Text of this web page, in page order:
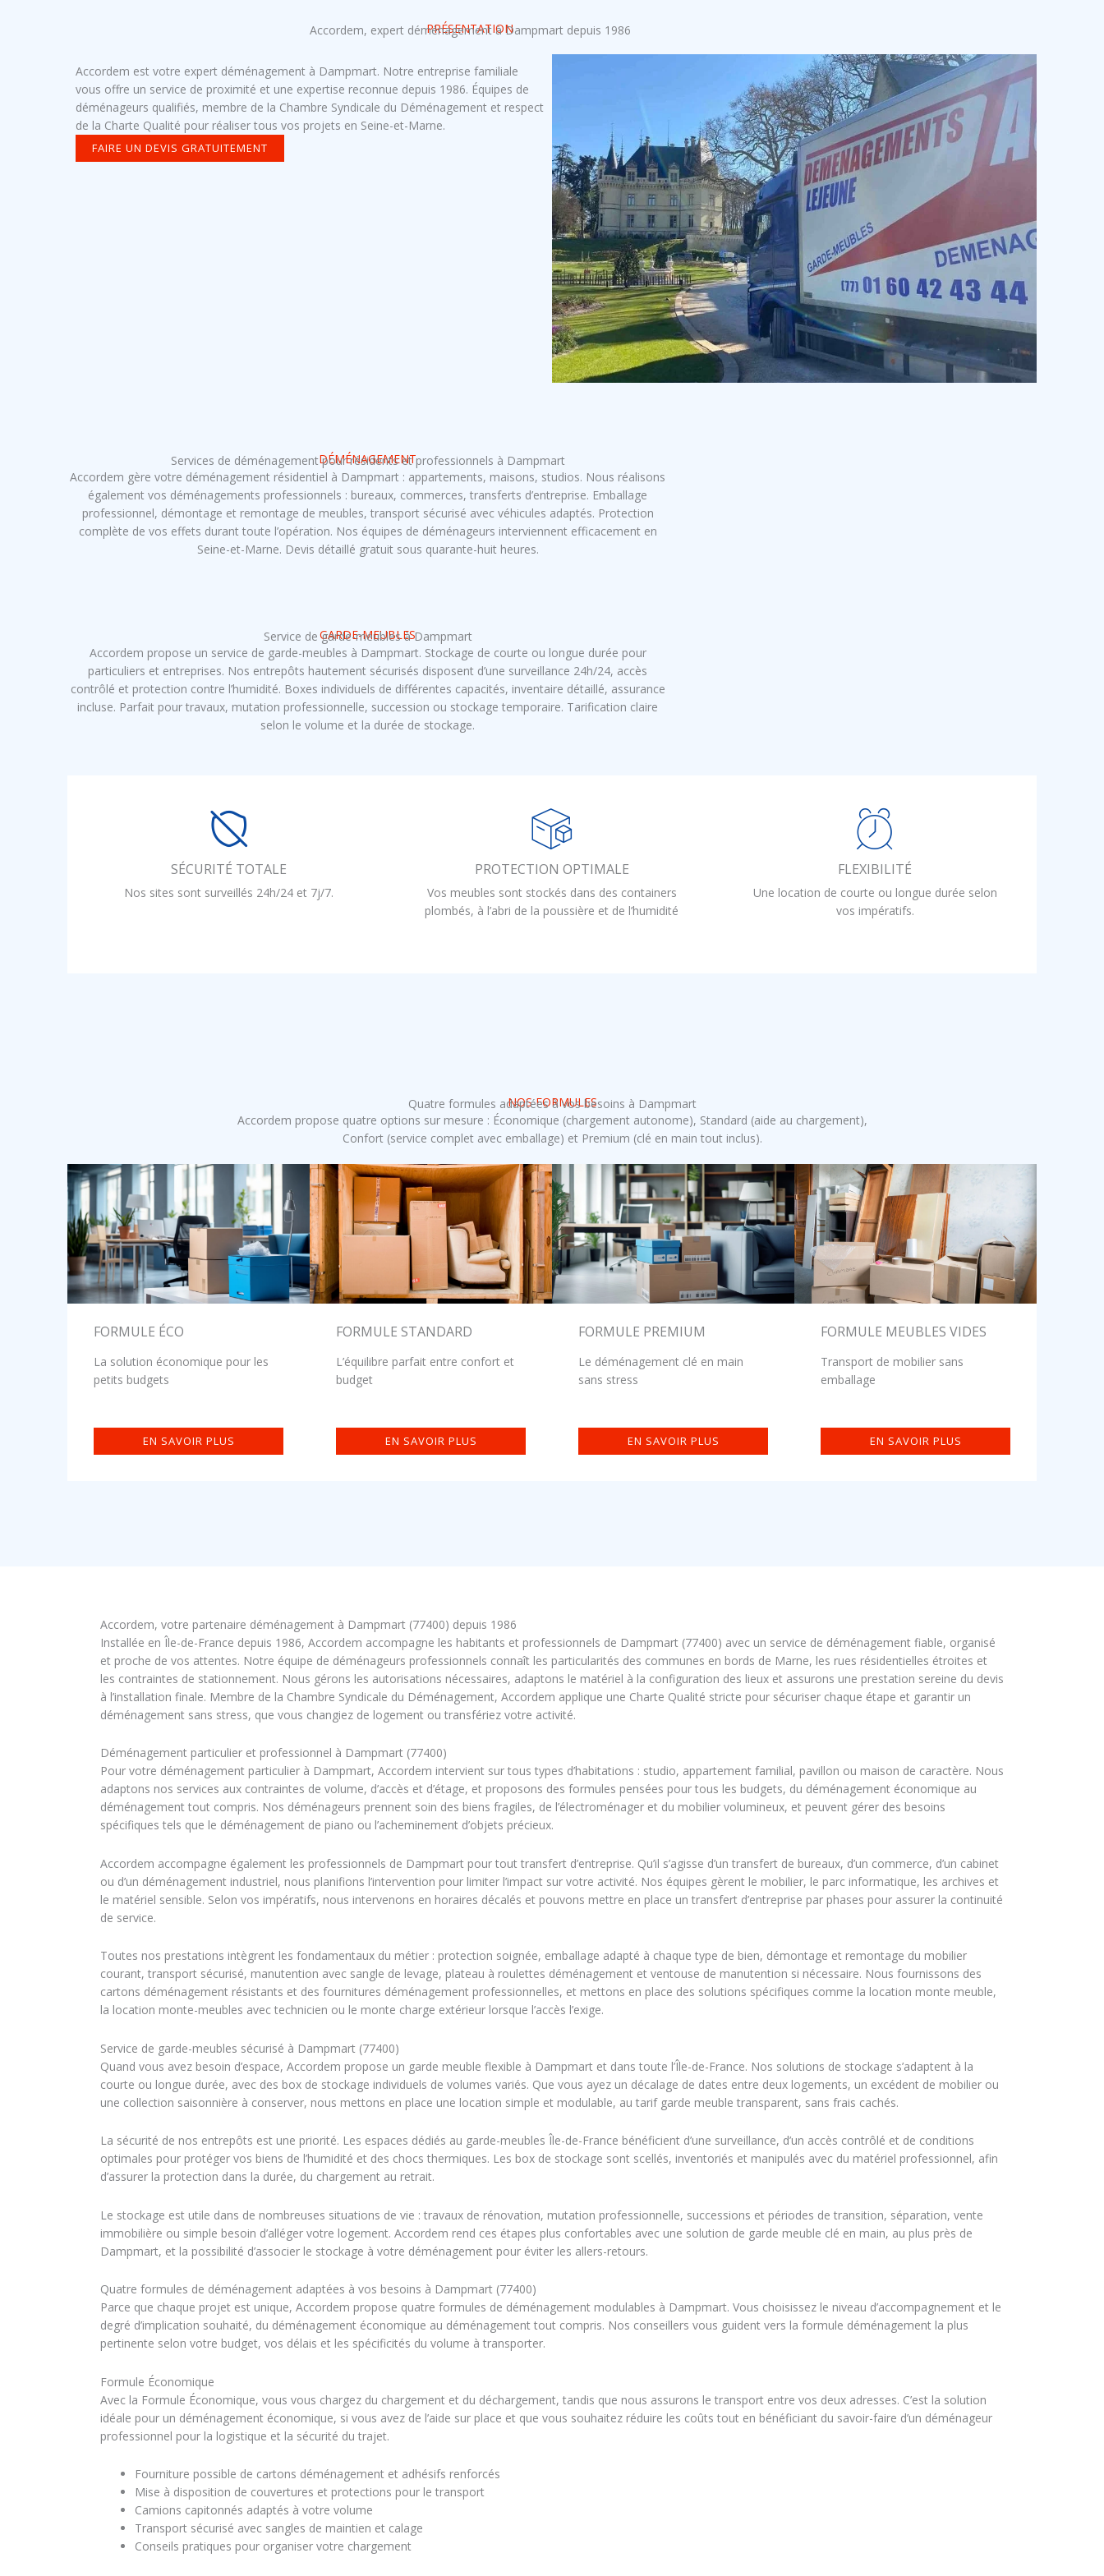
PRÉSENTATION
Accordem, expert déménagement à Dampmart depuis 1986
Accordem est votre expert déménagement à Dampmart. Notre entreprise familiale
vous offre un service de proximité et une expertise reconnue depuis 1986. Équipes de
déménageurs qualifiés, membre de la Chambre Syndicale du Déménagement et respect
de la Charte Qualité pour réaliser tous vos projets en Seine-et-Marne.
FAIRE UN DEVIS GRATUITEMENT
DÉMÉNAGEMENT
Services de déménagement pour résidents et professionnels à Dampmart
Accordem gère votre déménagement résidentiel à Dampmart : appartements, maisons, studios. Nous réalisons
également vos déménagements professionnels : bureaux, commerces, transferts d’entreprise. Emballage
professionnel, démontage et remontage de meubles, transport sécurisé avec véhicules adaptés. Protection
complète de vos effets durant toute l’opération. Nos équipes de déménageurs interviennent efficacement en
Seine-et-Marne. Devis détaillé gratuit sous quarante-huit heures.
GARDE-MEUBLES
Service de garde-meubles à Dampmart
Accordem propose un service de garde-meubles à Dampmart. Stockage de courte ou longue durée pour
particuliers et entreprises. Nos entrepôts hautement sécurisés disposent d’une surveillance 24h/24, accès
contrôlé et protection contre l’humidité. Boxes individuels de différentes capacités, inventaire détaillé, assurance
incluse. Parfait pour travaux, mutation professionnelle, succession ou stockage temporaire. Tarification claire
selon le volume et la durée de stockage.
SÉCURITÉ TOTALE
Nos sites sont surveillés 24h/24 et 7j/7.
PROTECTION OPTIMALE
Vos meubles sont stockés dans des containers
plombés, à l’abri de la poussière et de l’humidité
FLEXIBILITÉ
Une location de courte ou longue durée selon
vos impératifs.
NOS FORMULES
Quatre formules adaptées à vos besoins à Dampmart
Accordem propose quatre options sur mesure : Économique (chargement autonome), Standard (aide au chargement),
Confort (service complet avec emballage) et Premium (clé en main tout inclus).
FORMULE ÉCO
La solution économique pour les
petits budgets
EN SAVOIR PLUS
FORMULE STANDARD
L’équilibre parfait entre confort et
budget
EN SAVOIR PLUS
FORMULE PREMIUM
Le déménagement clé en main
sans stress
EN SAVOIR PLUS
FORMULE MEUBLES VIDES
Transport de mobilier sans
emballage
EN SAVOIR PLUS
Accordem, votre partenaire déménagement à Dampmart (77400) depuis 1986
Installée en Île-de-France depuis 1986, Accordem accompagne les habitants et professionnels de Dampmart (77400) avec un service de déménagement fiable, organisé
et proche de vos attentes. Notre équipe de déménageurs professionnels connaît les particularités des communes en bords de Marne, les rues résidentielles étroites et
les contraintes de stationnement. Nous gérons les autorisations nécessaires, adaptons le matériel à la configuration des lieux et assurons une prestation sereine du devis
à l’installation finale. Membre de la Chambre Syndicale du Déménagement, Accordem applique une Charte Qualité stricte pour sécuriser chaque étape et garantir un
déménagement sans stress, que vous changiez de logement ou transfériez votre activité.
Déménagement particulier et professionnel à Dampmart (77400)
Pour votre déménagement particulier à Dampmart, Accordem intervient sur tous types d’habitations : studio, appartement familial, pavillon ou maison de caractère. Nous
adaptons nos services aux contraintes de volume, d’accès et d’étage, et proposons des formules pensées pour tous les budgets, du déménagement économique au
déménagement tout compris. Nos déménageurs prennent soin des biens fragiles, de l’électroménager et du mobilier volumineux, et peuvent gérer des besoins
spécifiques tels que le déménagement de piano ou l’acheminement d’objets précieux.
Accordem accompagne également les professionnels de Dampmart pour tout transfert d’entreprise. Qu’il s’agisse d’un transfert de bureaux, d’un commerce, d’un cabinet
ou d’un déménagement industriel, nous planifions l’intervention pour limiter l’impact sur votre activité. Nos équipes gèrent le mobilier, le parc informatique, les archives et
le matériel sensible. Selon vos impératifs, nous intervenons en horaires décalés et pouvons mettre en place un transfert d’entreprise par phases pour assurer la continuité
de service.
Toutes nos prestations intègrent les fondamentaux du métier : protection soignée, emballage adapté à chaque type de bien, démontage et remontage du mobilier
courant, transport sécurisé, manutention avec sangle de levage, plateau à roulettes déménagement et ventouse de manutention si nécessaire. Nous fournissons des
cartons déménagement résistants et des fournitures déménagement professionnelles, et mettons en place des solutions spécifiques comme la location monte meuble,
la location monte-meubles avec technicien ou le monte charge extérieur lorsque l’accès l’exige.
Service de garde-meubles sécurisé à Dampmart (77400)
Quand vous avez besoin d’espace, Accordem propose un garde meuble flexible à Dampmart et dans toute l’Île-de-France. Nos solutions de stockage s’adaptent à la
courte ou longue durée, avec des box de stockage individuels de volumes variés. Que vous ayez un décalage de dates entre deux logements, un excédent de mobilier ou
une collection saisonnière à conserver, nous mettons en place une location simple et modulable, au tarif garde meuble transparent, sans frais cachés.
La sécurité de nos entrepôts est une priorité. Les espaces dédiés au garde-meubles Île-de-France bénéficient d’une surveillance, d’un accès contrôlé et de conditions
optimales pour protéger vos biens de l’humidité et des chocs thermiques. Les box de stockage sont scellés, inventoriés et manipulés avec du matériel professionnel, afin
d’assurer la protection dans la durée, du chargement au retrait.
Le stockage est utile dans de nombreuses situations de vie : travaux de rénovation, mutation professionnelle, successions et périodes de transition, séparation, vente
immobilière ou simple besoin d’alléger votre logement. Accordem rend ces étapes plus confortables avec une solution de garde meuble clé en main, au plus près de
Dampmart, et la possibilité d’associer le stockage à votre déménagement pour éviter les allers-retours.
Quatre formules de déménagement adaptées à vos besoins à Dampmart (77400)
Parce que chaque projet est unique, Accordem propose quatre formules de déménagement modulables à Dampmart. Vous choisissez le niveau d’accompagnement et le
degré d’implication souhaité, du déménagement économique au déménagement tout compris. Nos conseillers vous guident vers la formule déménagement la plus
pertinente selon votre budget, vos délais et les spécificités du volume à transporter.
Formule Économique
Avec la Formule Économique, vous vous chargez du chargement et du déchargement, tandis que nous assurons le transport entre vos deux adresses. C’est la solution
idéale pour un déménagement économique, si vous avez de l’aide sur place et que vous souhaitez réduire les coûts tout en bénéficiant du savoir-faire d’un déménageur
professionnel pour la logistique et la sécurité du trajet.
Fourniture possible de cartons déménagement et adhésifs renforcés
Mise à disposition de couvertures et protections pour le transport
Camions capitonnés adaptés à votre volume
Transport sécurisé avec sangles de maintien et calage
Conseils pratiques pour organiser votre chargement